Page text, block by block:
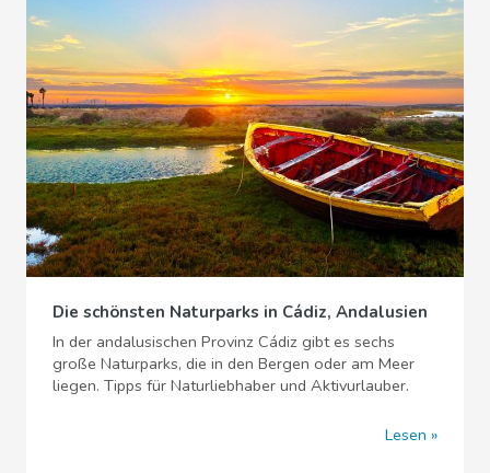
Die schönsten Naturparks in Cádiz, Andalusien
In der andalusischen Provinz Cádiz gibt es sechs
große Naturparks, die in den Bergen oder am Meer
liegen. Tipps für Naturliebhaber und Aktivurlauber.
Lesen